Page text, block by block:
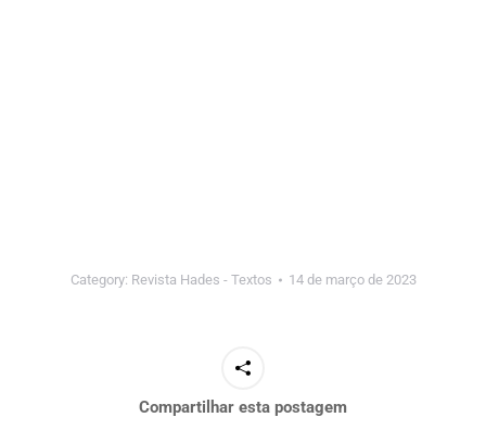
Category: Revista Hades - Textos 14 de março de 2023
Compartilhar esta postagem